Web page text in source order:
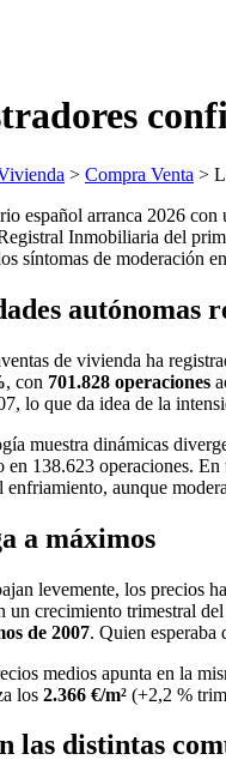
> Compra Venta >
español arranca 2026
Inmobiliaria del
síntomas de moderación
autónomas
de vivienda ha
, con 701.828 operaciones
lo que da idea de la
muestra dinámicas
en 138.623 operaciones.
enfriamiento, aunque
a máximos
levemente, los precios
un crecimiento trimestral
de 2007. Quien esperaba
medios apunta en la
los2.366 €/m² (+2,2 %
las distintas